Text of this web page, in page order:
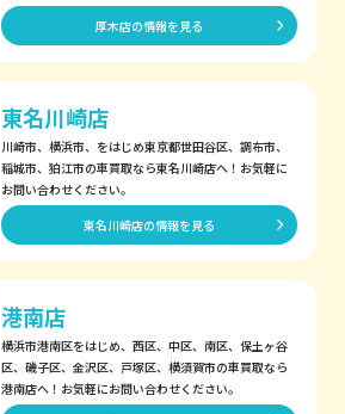
厚木店の情報を見る
東名川崎店
川崎市、横浜市、をはじめ東京都世田谷区、調布市、
稲城市、狛江市の車買取なら東名川崎店へ！お気軽に
お問い合わせください。
東名川崎店の情報を見る
港南店
横浜市港南区をはじめ、西区、中区、南区、保土ヶ谷
区、磯子区、金沢区、戸塚区、横須賀市の車買取なら
港南店へ！お気軽にお問い合わせください。